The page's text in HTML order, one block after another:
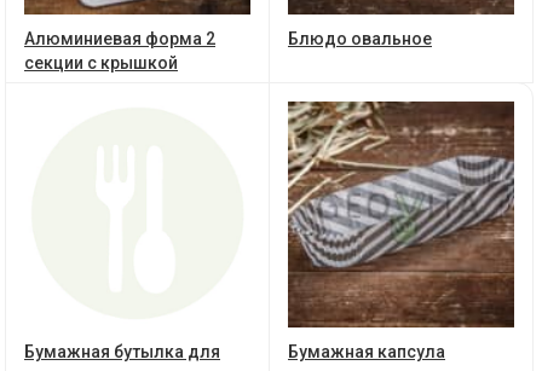
Алюминиевая форма 2
секции с крышкой
Блюдо овальное
Бумажная бутылка для
Бумажная капсула